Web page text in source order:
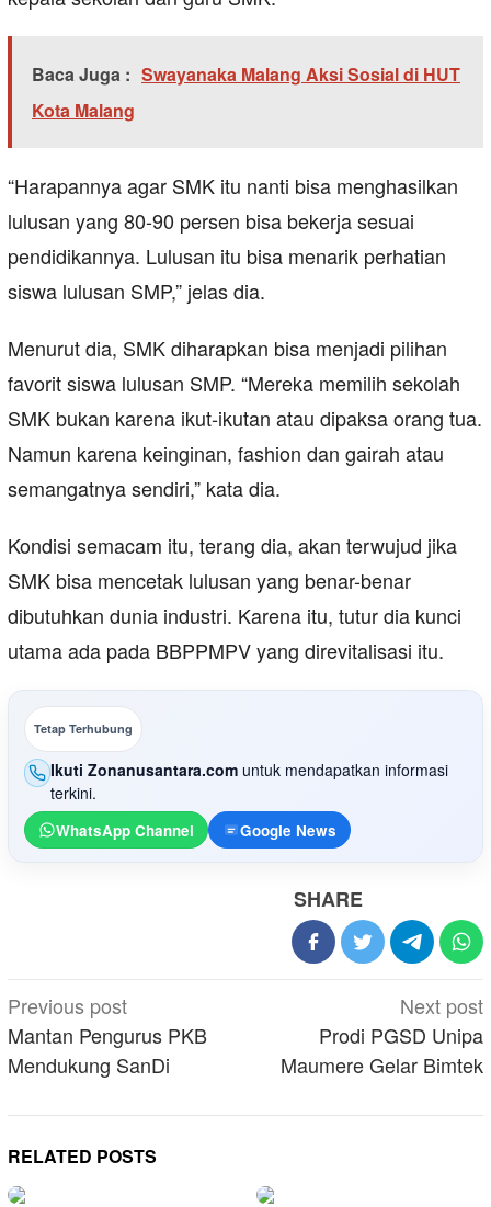
Baca Juga : Swayanaka Malang Aksi Sosial di HUT
Kota Malang
“Harapannya agar SMK itu nanti bisa menghasilkan
lulusan yang 80-90 persen bisa bekerja sesuai
pendidikannya. Lulusan itu bisa menarik perhatian
siswa lulusan SMP,” jelas dia.
Menurut dia, SMK diharapkan bisa menjadi pilihan
favorit siswa lulusan SMP. “Mereka memilih sekolah
SMK bukan karena ikut-ikutan atau dipaksa orang tua.
Namun karena keinginan, fashion dan gairah atau
semangatnya sendiri,” kata dia.
Kondisi semacam itu, terang dia, akan terwujud jika
SMK bisa mencetak lulusan yang benar-benar
dibutuhkan dunia industri. Karena itu, tutur dia kunci
utama ada pada BBPPMPV yang direvitalisasi itu.
Tetap Terhubung
Ikuti Zonanusantara.com untuk mendapatkan informasi
terkini.
WhatsApp Channel Google News
SHARE
Post
navigation
Previous post
Mantan Pengurus PKB
Mendukung SanDi
Next post
Prodi PGSD Unipa
Maumere Gelar Bimtek
RELATED POSTS